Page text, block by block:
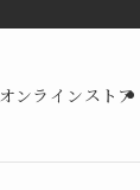
オンラインストア